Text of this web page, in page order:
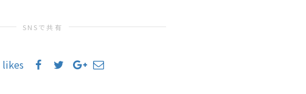
SNSで共有
likes